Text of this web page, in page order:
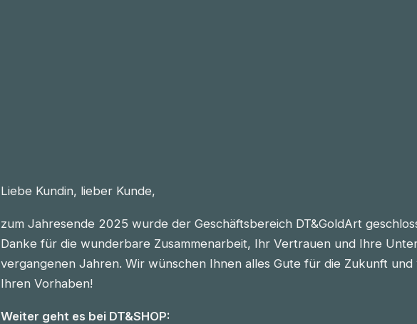
Liebe Kundin, lieber Kunde,
zum Jahresende 2025 wurde der Geschäftsbereich DT&GoldArt
Danke für die wunderbare Zusammenarbeit, Ihr Vertrauen und Ihre
vergangenen Jahren. Wir wünschen Ihnen alles Gute für die Zukunft und
Ihren Vorhaben!
Weiter geht es bei DT&SHOP: